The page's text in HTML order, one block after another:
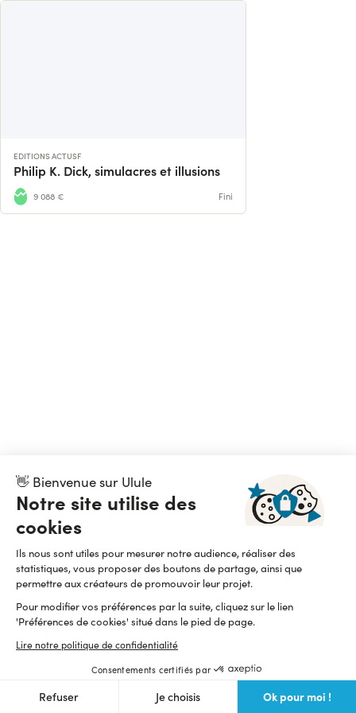
👋 Bienvenue sur Ulule
Notre site utilise des
cookies
Ils nous sont utiles pour mesurer notre audience, réaliser des
statistiques, vous proposer des boutons de partage, ainsi que
permettre aux créateurs de promouvoir leur projet.
Pour modifier vos préférences par la suite, cliquez sur le lien
'Préférences de cookies' situé dans le pied de page.
Lire notre politique de confidentialité
Consentements certifiés par
Refuser Je choisis Ok pour moi !
EDITIONS ACTUSF
Philip K. Dick, simulacres et illusions
9 088 € Fini